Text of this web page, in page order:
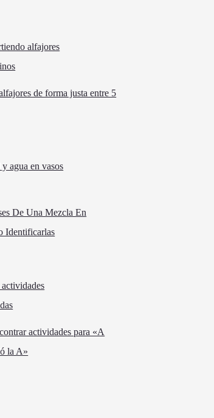
de forma justa entre 5
De Una Mezcla En
Identificarlas
actividades para «A
la A»